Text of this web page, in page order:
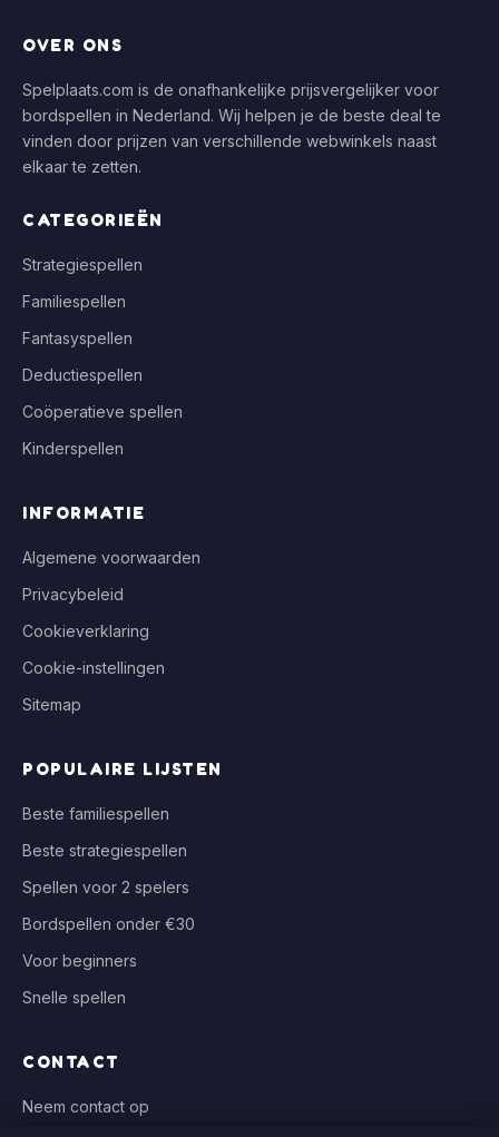
OVER ONS
Spelplaats.com is de onafhankelijke prijsvergelijker voor
bordspellen in Nederland. Wij helpen je de beste deal te
vinden door prijzen van verschillende webwinkels naast
elkaar te zetten.
CATEGORIEËN
Strategiespellen
Familiespellen
Fantasyspellen
Deductiespellen
Coöperatieve spellen
Kinderspellen
INFORMATIE
Algemene voorwaarden
Privacybeleid
Cookieverklaring
Cookie-instellingen
Sitemap
POPULAIRE LIJSTEN
Beste familiespellen
Beste strategiespellen
Spellen voor 2 spelers
Bordspellen onder €30
Voor beginners
Snelle spellen
CONTACT
Neem contact op